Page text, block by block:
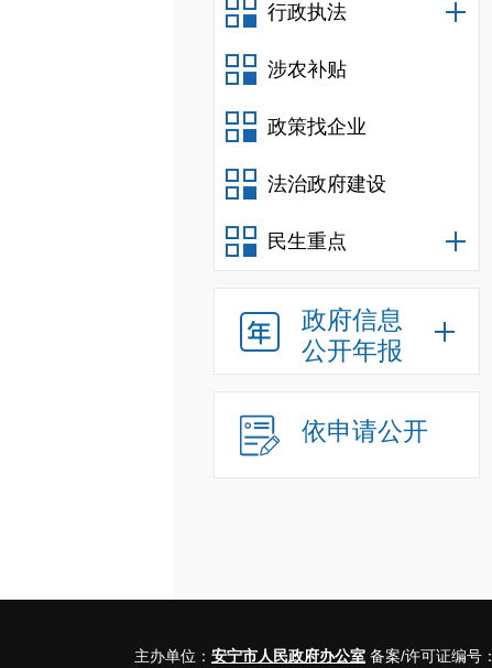
行政执法
涉农补贴
政策找企业
法治政府建设
民生重点
政府信息
公开年报
依申请公开
主办单位： 安宁市人民政府办公室 备案/许可证编号：